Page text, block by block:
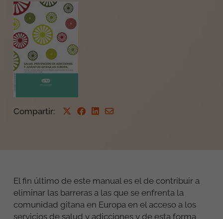
Compartir:
El fin último de este manual es el de contribuir a
eliminar las barreras a las que se enfrenta la
comunidad gitana en Europa en el acceso a los
servicios de salud y adicciones y de esta forma